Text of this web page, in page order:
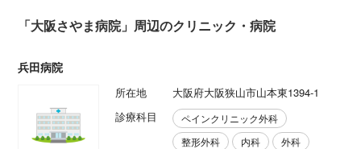
「大阪さやま病院」周辺のクリニック・病院
兵田病院
所在地
大阪府大阪狭山市山本東1394-1
診療科目
ペインクリニック外科
整形外科
内科
外科